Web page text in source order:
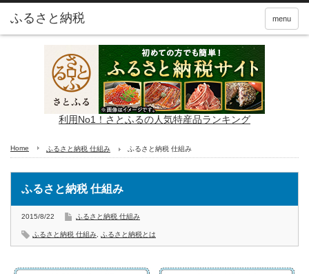
ふるさと納税 menu
利用No1！さとふるの人気特産品ランキング
Home ふるさと納税 仕組み ふるさと納税 仕組み
ふるさと納税 仕組み
2015/8/22 ふるさと納税 仕組み
ふるさと納税 仕組み ふるさと納税とは